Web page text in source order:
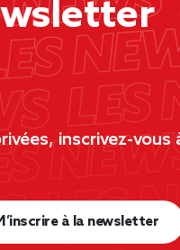
inscrivez-vous
à la newsletter